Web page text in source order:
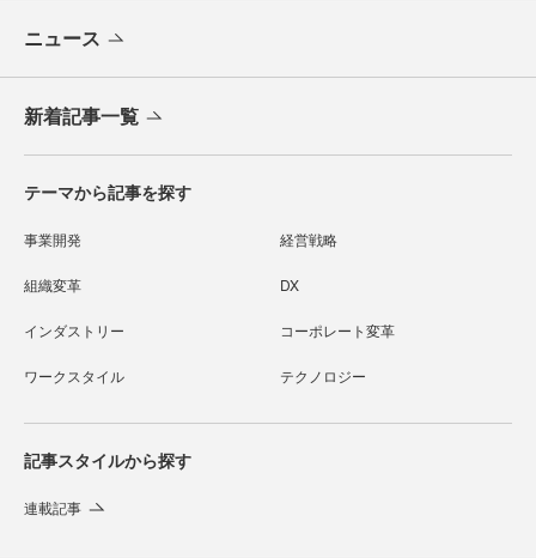
ニュース
新着記事一覧
テーマから記事を探す
事業開発 経営戦略
組織変革 DX
インダストリー コーポレート変革
ワークスタイル テクノロジー
記事スタイルから探す
連載記事